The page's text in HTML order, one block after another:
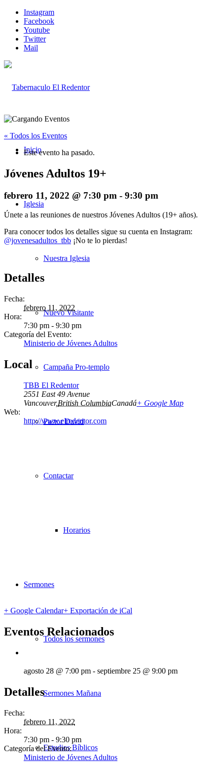
Instagram
Facebook
Youtube
Twitter
Mail
Inicio
Iglesia
Nuestra Iglesia
Nuevo Visitante
Campaña Pro-templo
Pastor David
Contactar
Horarios
Sermones
Todos los sermones
Sermones Mañana
Estudios Bíblicos
« Todos los Eventos
Este evento ha pasado.
Jóvenes Adultos 19+
febrero 11, 2022 @ 7:30 pm - 9:30 pm
Únete a las reuniones de nuestros Jóvenes Adultos (19+ años).
Para conocer todos los detalles sigue su cuenta en Instagram:
@jovenesadultos_tbb ¡No te lo pierdas!
Detalles
Fecha:
febrero 11, 2022
Hora:
7:30 pm - 9:30 pm
Categoría del Evento:
Ministerio de Jóvenes Adultos
Local
TBB El Redentor
2551 East 49 Avenue
Vancouver,British ColumbiaCanadá+ Google Map
Web:
http://www.elredentor.com
+ Google Calendar+ Exportación de iCal
Eventos Relacionados
agosto 28 @ 7:00 pm - septiembre 25 @ 9:00 pm
Detalles
Fecha:
febrero 11, 2022
Hora:
7:30 pm - 9:30 pm
Categoría del Evento:
Ministerio de Jóvenes Adultos